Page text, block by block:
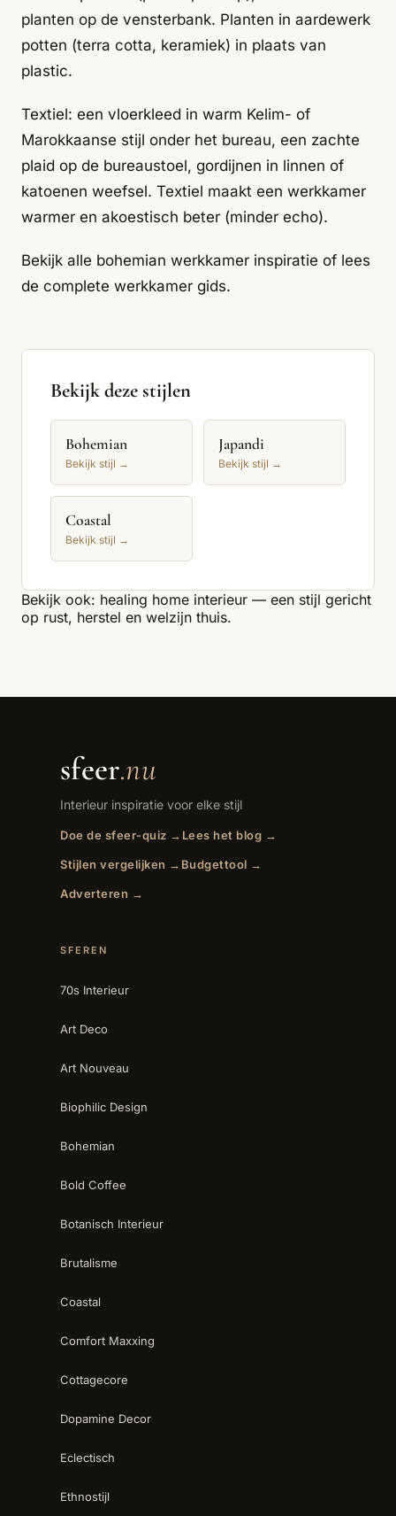
planten op de vensterbank. Planten in aardewerk
potten (terra cotta, keramiek) in plaats van
plastic.
Textiel: een vloerkleed in warm Kelim- of
Marokkaanse stijl onder het bureau, een zachte
plaid op de bureaustoel, gordijnen in linnen of
katoenen weefsel. Textiel maakt een werkkamer
warmer en akoestisch beter (minder echo).
Bekijk alle bohemian werkkamer inspiratie of lees
de complete werkkamer gids.
Bekijk deze stijlen
Bohemian
Bekijk stijl →
Japandi
Bekijk stijl →
Coastal
Bekijk stijl →
Bekijk ook: healing home interieur — een stijl gericht
op rust, herstel en welzijn thuis.
sfeer.nu
Interieur inspiratie voor elke stijl
Doe de sfeer-quiz → Lees het blog →
Stijlen vergelijken → Budgettool →
Adverteren →
SFEREN
70s Interieur
Art Deco
Art Nouveau
Biophilic Design
Bohemian
Bold Coffee
Botanisch Interieur
Brutalisme
Coastal
Comfort Maxxing
Cottagecore
Dopamine Decor
Eclectisch
Ethnostijl